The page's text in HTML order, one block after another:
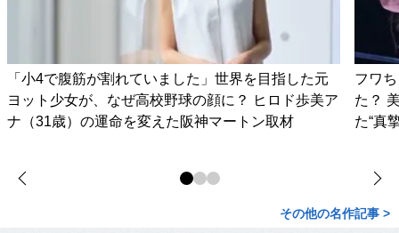
「小4で腹筋が割れていました」世界を目指した元
ヨット少女が、なぜ高校野球の顔に？ ヒロド歩美ア
ナ（31歳）の運命を変えた阪神マートン取材
フワ
た？
た“真
その他の名作記事 >